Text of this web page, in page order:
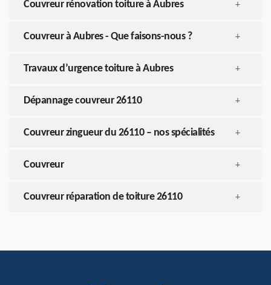
Couvreur rénovation toiture à Aubres +
Couvreur à Aubres - Que faisons-nous ? +
Travaux d’urgence toiture à Aubres +
Dépannage couvreur 26110 +
Couvreur zingueur du 26110 – nos spécialités +
Couvreur +
Couvreur réparation de toiture 26110 +